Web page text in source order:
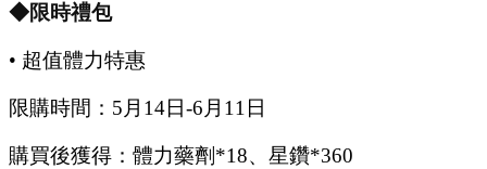
◆限時禮包
• 超值體力特惠
限購時間： 5 月 14日-6 月 11 日
購買後獲得：體力藥劑 *18、星鑽*360